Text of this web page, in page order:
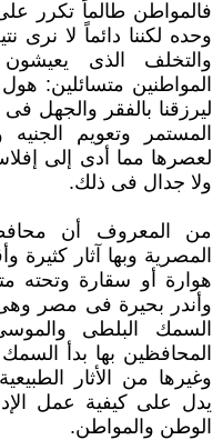
فالمواطن طالماً تكرر
وحده لكننا دائماً لا نرى
والتخلف الذى
المواطنين متسائلين: هول
ليرزقنا بالفقر والجهل
المستمر ‏وتعويم
لعصرها مما أدى إلى
ولا جدال فى ذلك.‏
من المعروف أن
المصرية وبها آثار
هوارة أو سقارة وتحته
وأندر بحيرة فى مصر
السمك البلطى
المحافظين بها بدأ
وغيرها من الأثار
يدل على ‏كيفية عمل
الوطن والمواطن.‏